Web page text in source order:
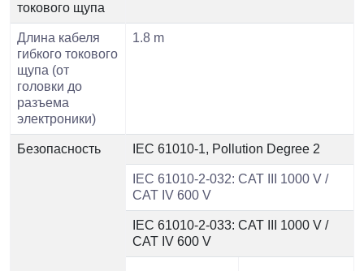
токового щупа
Длина кабеля
гибкого токового
щупа (от
головки до
разъема
электроники)
1.8 m
Безопасность IEC 61010-1, Pollution Degree 2
IEC 61010-2-032: CAT III 1000 V /
CAT IV 600 V
IEC 61010-2-033: CAT III 1000 V /
CAT IV 600 V